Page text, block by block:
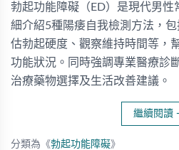
勃起功能障礙（ED）是現代男
細介紹5種陽痿自我檢測方法，
估勃起硬度、觀察維持時間等，
功能狀況。同時強調專業醫療診
治療藥物選擇及生活改善建議。
繼續閱讀
分類為《勃起功能障礙》